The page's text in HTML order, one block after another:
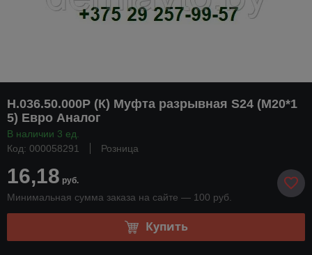
Н.036.50.000Р (К) Муфта разрывная S24 (М20*1
5) Евро Аналог
В наличии 3 ед.
Код: 000058291
Розница
16,18 руб.
Минимальная сумма заказа на сайте — 100 руб.
Купить